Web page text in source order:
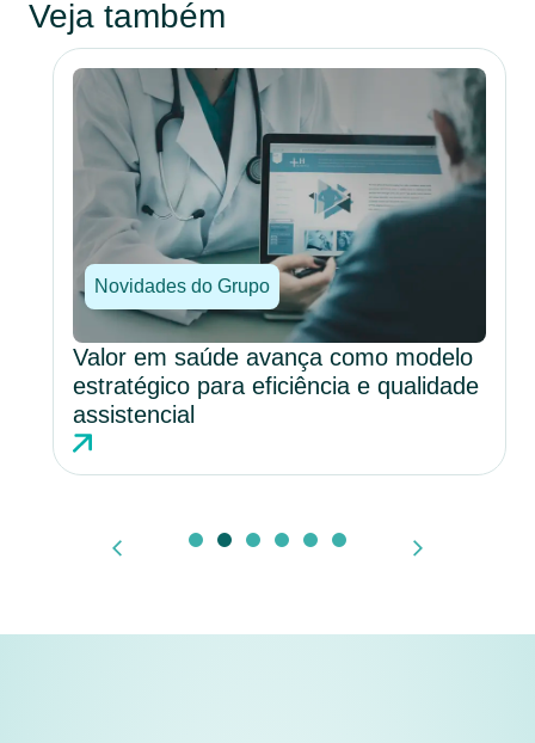
Veja também
Novidades do Grupo
Valor em saúde avança como modelo
estratégico para eficiência e qualidade
assistencial